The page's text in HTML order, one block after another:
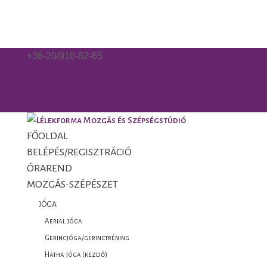
+36-20/910-82-65
FŐOLDAL
BELÉPÉS/REGISZTRÁCIÓ
ÓRAREND
MOZGÁS-SZÉPÉSZET
JÓGA
Aerial jóga
Gerincjóga/gerinctréning
Hatha jóga (kezdő)